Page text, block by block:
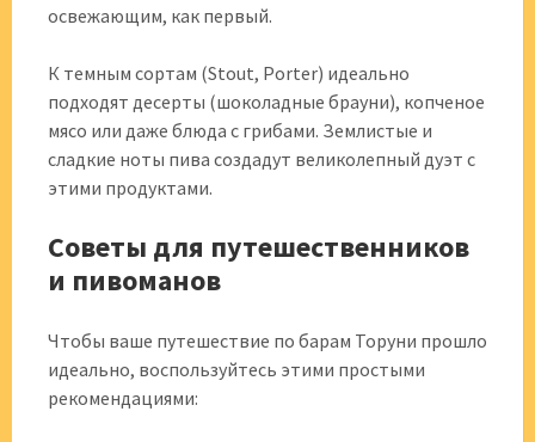
освежающим, как первый.
К темным сортам (Stout, Porter) идеально
подходят десерты (шоколадные брауни), копченое
мясо или даже блюда с грибами. Землистые и
сладкие ноты пива создадут великолепный дуэт с
этими продуктами.
Советы для путешественников
и пивоманов
Чтобы ваше путешествие по барам Торуни прошло
идеально, воспользуйтесь этими простыми
рекомендациями: